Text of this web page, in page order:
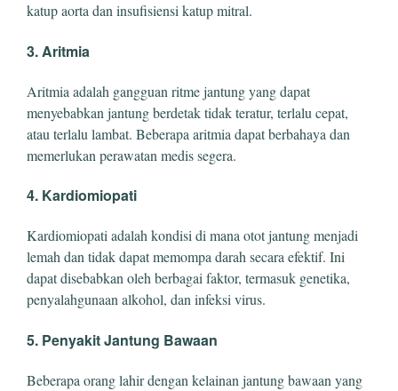
katup aorta dan insufisiensi katup mitral.
3. Aritmia
Aritmia adalah gangguan ritme jantung yang dapat
menyebabkan jantung berdetak tidak teratur, terlalu cepat,
atau terlalu lambat. Beberapa aritmia dapat berbahaya dan
memerlukan perawatan medis segera.
4. Kardiomiopati
Kardiomiopati adalah kondisi di mana otot jantung menjadi
lemah dan tidak dapat memompa darah secara efektif. Ini
dapat disebabkan oleh berbagai faktor, termasuk genetika,
penyalahgunaan alkohol, dan infeksi virus.
5. Penyakit Jantung Bawaan
Beberapa orang lahir dengan kelainan jantung bawaan yang